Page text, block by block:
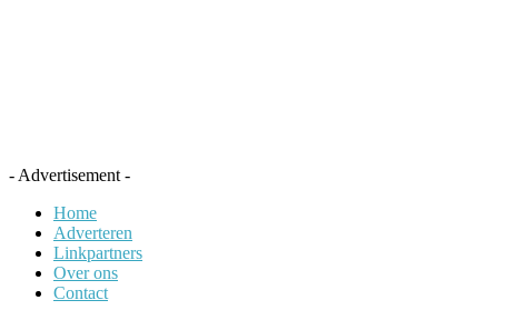
- Advertisement -
Home
Adverteren
Linkpartners
Over ons
Contact